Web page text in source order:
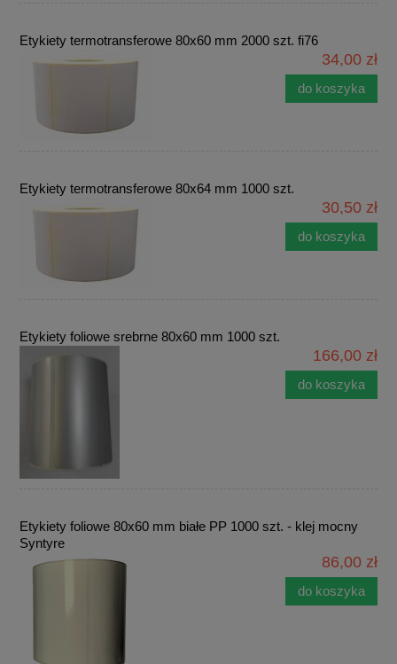
Etykiety termotransferowe 80x60 mm 2000 szt. fi76
34,00 zł
do koszyka
Etykiety termotransferowe 80x64 mm 1000 szt.
30,50 zł
do koszyka
Etykiety foliowe srebrne 80x60 mm 1000 szt.
166,00 zł
do koszyka
Etykiety foliowe 80x60 mm białe PP 1000 szt. - klej mocny
Syntyre
86,00 zł
do koszyka